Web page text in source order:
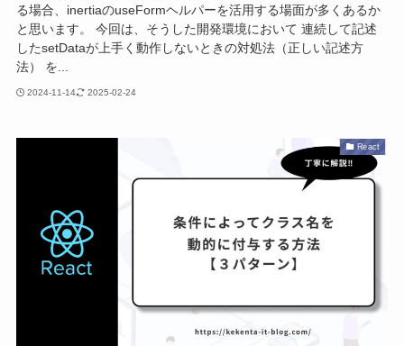
る場合、inertiaのuseFormヘルパーを活用する場面が多くあるか
と思います。 今回は、そうした開発環境において 連続して記述
したsetDataが上手く動作しないときの対処法（正しい記述方
法） を...
2024-11-14 2025-02-24
React